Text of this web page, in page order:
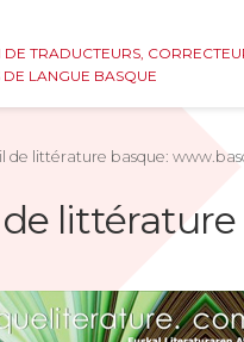
TRADUCTEURS,
DE LANGUE BASQUE
de littérature basque: